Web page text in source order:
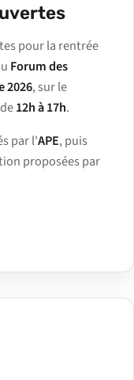
pour la rentrée
Forum des
2026, sur le
12h à 17h.
par l'APE, puis
proposées par